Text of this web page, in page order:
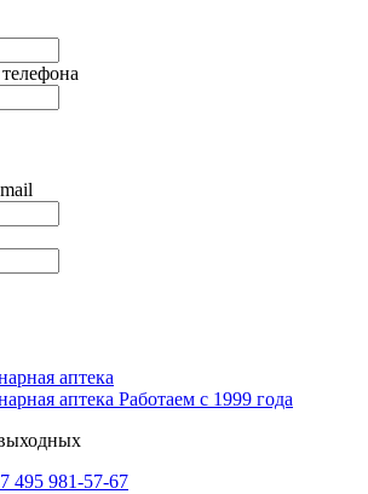
Работаем с 1999 года
495 981-57-67